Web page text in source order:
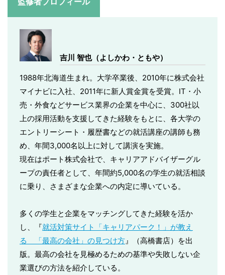
吉川 智也（よしかわ・ともや）
1988年北海道生まれ。大学卒業後、2010年に株式会社
マイナビに入社、2011年に新人賞金賞を受賞。IT・小
売・外食などサービス業界の企業を中心に、300社以
上の採用活動を支援してきた経験をもとに、各大学の
エントリーシート・履歴書などの就活講座の講師も務
め、年間3,000名以上に対して講演を実施。
現在はポート株式会社で、キャリアアドバイザーグル
ープの責任者として、年間約5,000名の学生の就活相談
に乗り、さまざまな企業への内定に導いている。
多くの学生と企業をマッチングしてきた経験を活か
し、『就活対策サイト「キャリアパーク！」が教え
る 「最高の会社」の見つけ方』（高橋書店）を出
版。最高の会社を見極めるための基準や失敗しない企
業選びの方法を紹介している。